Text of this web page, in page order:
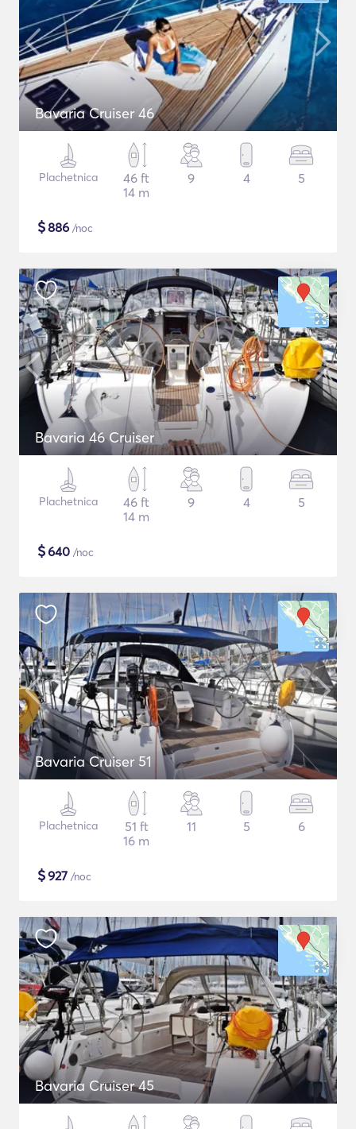
Bavaria Cruiser 46
Plachetnica
46 ft
14 m
9 4 5
$886 /noc
Bavaria 46 Cruiser
Plachetnica
46 ft
14 m
9 4 5
$640 /noc
Bavaria Cruiser 51
Plachetnica
51 ft
16 m
11 5 6
$927 /noc
Bavaria Cruiser 45